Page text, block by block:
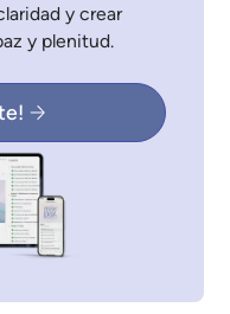
y crear
y plenitud.